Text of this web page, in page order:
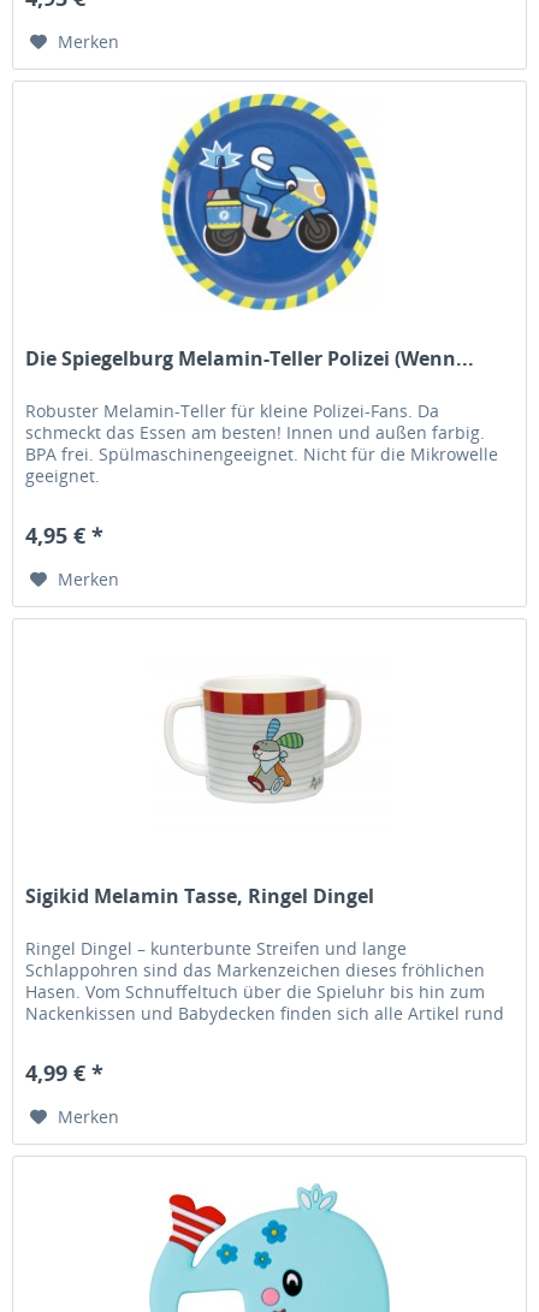
Merken
Die Spiegelburg Melamin-Teller Polizei (Wenn...
Robuster Melamin-Teller für kleine Polizei-Fans. Da
schmeckt das Essen am besten! Innen und außen farbig.
BPA frei. Spülmaschinengeeignet. Nicht für die Mikrowelle
geeignet.
4,95 € *
Merken
Sigikid Melamin Tasse, Ringel Dingel
Ringel Dingel – kunterbunte Streifen und lange
Schlappohren sind das Markenzeichen dieses fröhlichen
Hasen. Vom Schnuffeltuch über die Spieluhr bis hin zum
Nackenkissen und Babydecken finden sich alle Artikel rund
4,99 € *
Merken